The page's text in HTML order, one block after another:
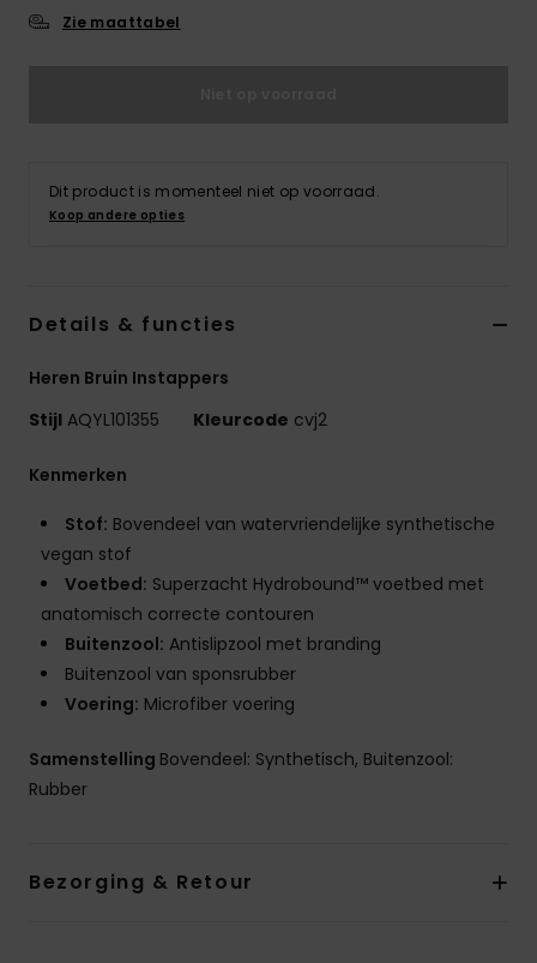
Zie maattabel
Dit product is momenteel niet op voorraad.
Koop andere opties
Details & functies
Heren Bruin Instappers
Stijl AQYL101355 Kleurcode cvj2
Kenmerken
Stof: Bovendeel van watervriendelijke synthetische
vegan stof
Voetbed: Superzacht Hydrobound™ voetbed met
anatomisch correcte contouren
Buitenzool: Antislipzool met branding
Buitenzool van sponsrubber
Voering: Microfiber voering
Samenstelling Bovendeel: Synthetisch, Buitenzool:
Rubber
Bezorging & Retour